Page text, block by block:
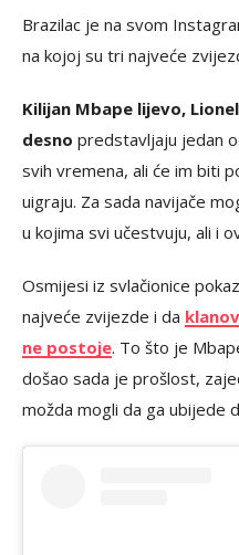
Brazilac je na svom
na kojoj su tri najveće
Kilijan Mbape lijevo,
desno predstavljaju jedan
svih vremena, ali će im biti
uigraju. Za sada navijače
u kojima svi učestvuju, ali i
Osmijesi iz svlačionice
najveće zvijezde i da
ne postoje. To što je
došao sada je prošlost,
možda mogli da ga ubijede